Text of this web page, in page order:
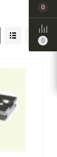
0
0